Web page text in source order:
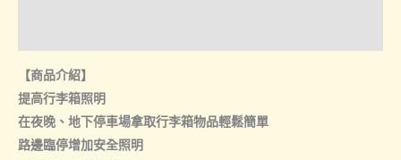
【商品介紹】
提高行李箱照明
在夜晚、地下停車場拿取行李箱物品輕鬆簡單
路邊臨停增加安全照明